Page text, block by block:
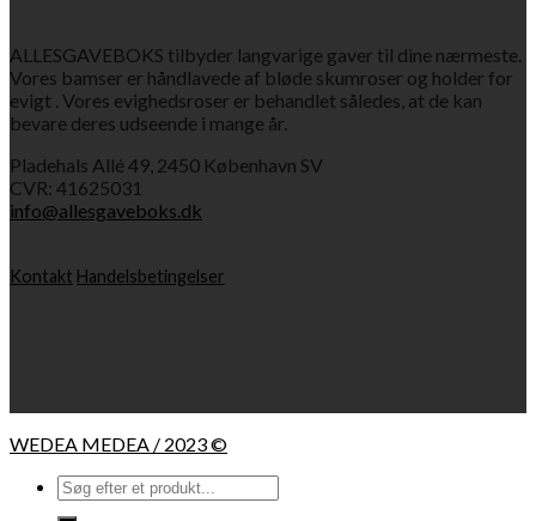
ALLESGAVEBOKS tilbyder langvarige gaver til dine nærmeste.
Vores bamser er håndlavede af bløde skumroser og holder for
evigt . Vores evighedsroser er behandlet således, at de kan
bevare deres udseende i mange år.
Pladehals Allé 49, 2450 København SV
CVR: 41625031
info@allesgaveboks.dk
Kontakt Handelsbetingelser
WEDEA MEDEA / 2023 ©
Søg
efter: